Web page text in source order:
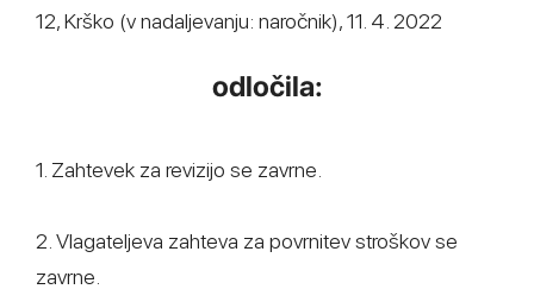
12, Krško (v nadaljevanju: naročnik), 11. 4. 2022
odločila:
1. Zahtevek za revizijo se zavrne.
2. Vlagateljeva zahteva za povrnitev stroškov se
zavrne.